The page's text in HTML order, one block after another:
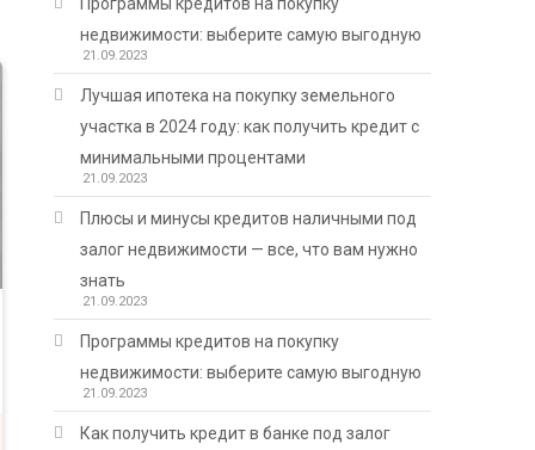
недвижимости: выберите самую выгодную
21.09.2023
Лучшая ипотека на покупку земельного
участка в 2024 году: как получить кредит с
минимальными процентами
21.09.2023
Плюсы и минусы кредитов наличными под
залог недвижимости — все, что вам нужно
знать
21.09.2023
Программы кредитов на покупку
недвижимости: выберите самую выгодную
21.09.2023
Как получить кредит в банке под залог